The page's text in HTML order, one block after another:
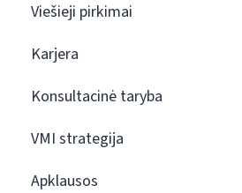
Viešieji pirkimai
Karjera
Konsultacinė taryba
VMI strategija
Apklausos